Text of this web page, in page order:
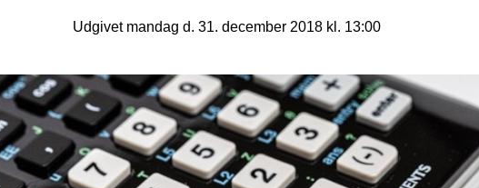
Udgivet mandag d. 31. december 2018 kl. 13:00